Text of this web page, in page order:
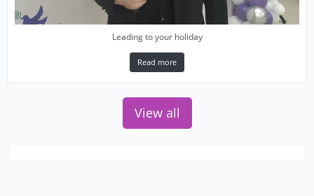
Leading to your holiday
Read more
View all